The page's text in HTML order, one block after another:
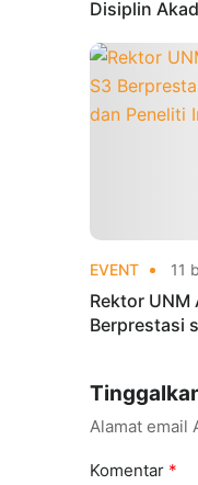
Disiplin
EVENT 11
Rektor UNM
Berprestasi
Alamat email
Komentar *